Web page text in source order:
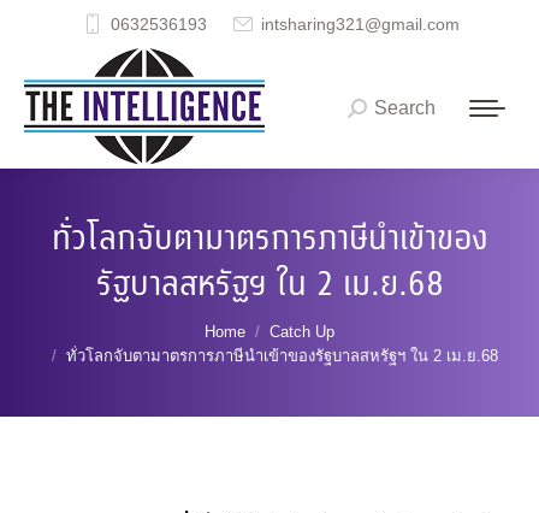
0632536193 intsharing321@gmail.com
Search:
Search
ทั่วโลกจับตามาตรการภาษีนำเข้าของ
รัฐบาลสหรัฐฯ ใน 2 เม.ย.68
Home
Catch Up
ทั่วโลกจับตามาตรการภาษีนำเข้าของรัฐบาลสหรัฐฯ ใน 2 เม.ย.68